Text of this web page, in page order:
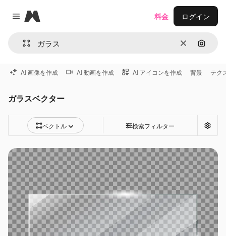
Close menu
Magnific
消去 画像で
料金 ログイン
AI 画像を作成 AI 動画を作成 AI アイコンを作成 背景 テク
ガラスベクター
ベクトル 検索フィルター